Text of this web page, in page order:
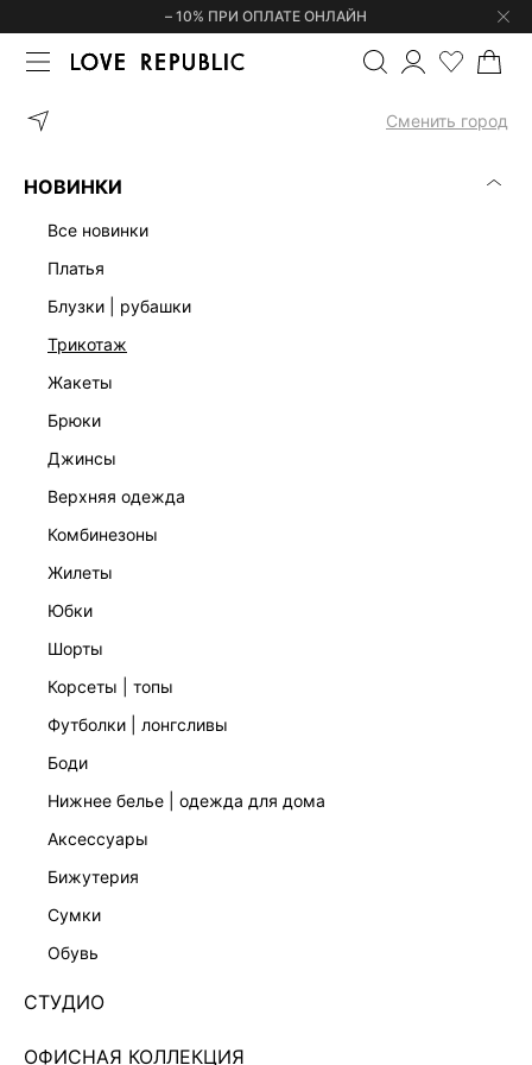
– 10% ПРИ ОПЛАТЕ ОНЛАЙН
Сменить город
НОВИНКИ
все новинки
платья
блузки | рубашки
трикотаж
жакеты
брюки
джинсы
верхняя одежда
комбинезоны
жилеты
юбки
шорты
корсеты | топы
футболки | лонгсливы
боди
нижнее белье | одежда для дома
аксессуары
бижутерия
сумки
обувь
СТУДИО
ОФИСНАЯ КОЛЛЕКЦИЯ
ГЛАВНАЯ ФУТБОЛКИ | ЛОНГСЛИВЫ ФУТБОЛКА С
ЭКСКЛЮЗИВНО ОНЛАЙН
ФУТБОЛКА С ПРИНТОМ 5254105331-27
Нет в наличии
ЦВЕТ:КОРИЧНЕВЫЙ